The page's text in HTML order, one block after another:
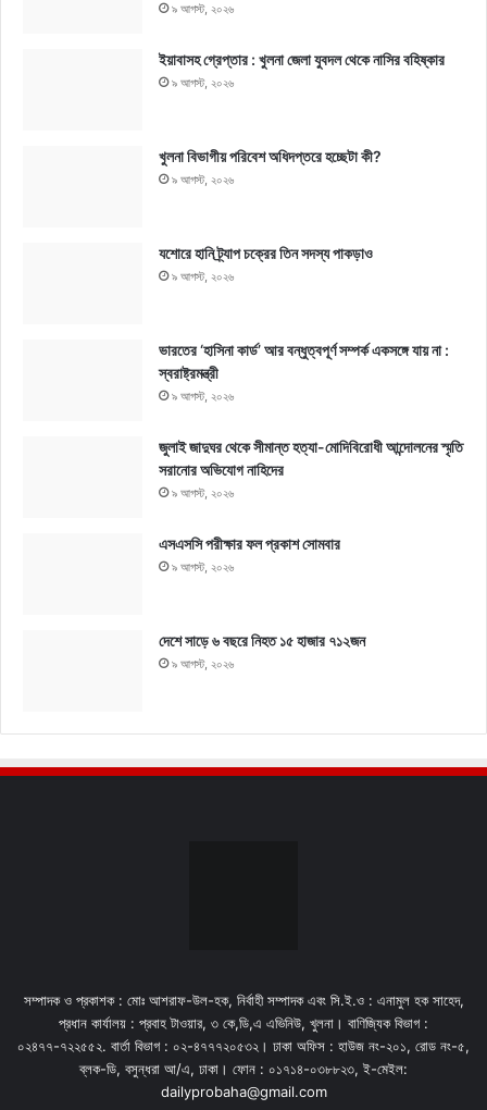
৯ আগস্ট, ২০২৬
ইয়াবাসহ গ্রেপ্তার : খুলনা জেলা যুবদল থেকে নাসির বহিষ্কার
৯ আগস্ট, ২০২৬
খুলনা বিভাগীয় পরিবেশ অধিদপ্তরে হচ্ছেটা কী?
৯ আগস্ট, ২০২৬
যশোরে হানি ট্র্যাপ চক্রের তিন সদস্য পাকড়াও
৯ আগস্ট, ২০২৬
ভারতের ‘হাসিনা কার্ড’ আর বন্ধুত্বপূর্ণ সম্পর্ক একসঙ্গে যায় না :
স্বরাষ্ট্রমন্ত্রী
৯ আগস্ট, ২০২৬
জুলাই জাদুঘর থেকে সীমান্ত হত্যা-মোদিবিরোধী আন্দোলনের স্মৃতি
সরানোর অভিযোগ নাহিদের
৯ আগস্ট, ২০২৬
এসএসসি পরীক্ষার ফল প্রকাশ সোমবার
৯ আগস্ট, ২০২৬
দেশে সাড়ে ৬ বছরে নিহত ১৫ হাজার ৭১২জন
৯ আগস্ট, ২০২৬
সম্পাদক ও প্রকাশক : মোঃ আশরাফ-উল-হক, নির্বাহী সম্পাদক এবং সি.ই.ও : এনামুল হক সাহেদ,
প্রধান কার্যালয় : প্রবাহ টাওয়ার, ৩ কে,ডি,এ এভিনিউ, খুলনা। বাণিজ্যিক বিভাগ :
০২৪৭৭-৭২২৫৫২. বার্তা বিভাগ : ০২-৪৭৭৭২০৫৩২। ঢাকা অফিস : হাউজ নং-২০১, রোড নং-৫,
ব্লক-ডি, বসুন্ধরা আ/এ, ঢাকা। ফোন : ০১৭১৪-০৩৮৮২৩, ই-মেইল:
dailyprobaha@gmail.com